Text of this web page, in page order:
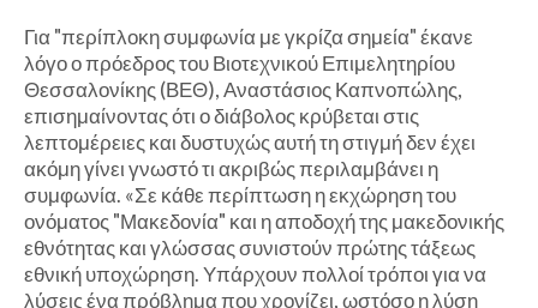
Για "περίπλοκη συμφωνία με γκρίζα σημεία" έκανε
λόγο ο πρόεδρος του Βιοτεχνικού Επιμελητηρίου
Θεσσαλονίκης (ΒΕΘ), Αναστάσιος Καπνοπώλης,
επισημαίνοντας ότι ο διάβολος κρύβεται στις
λεπτομέρειες και δυστυχώς αυτή τη στιγμή δεν έχει
ακόμη γίνει γνωστό τι ακριβώς περιλαμβάνει η
συμφωνία. «Σε κάθε περίπτωση η εκχώρηση του
ονόματος "Μακεδονία" και η αποδοχή της μακεδονικής
εθνότητας και γλώσσας συνιστούν πρώτης τάξεως
εθνική υποχώρηση. Υπάρχουν πολλοί τρόποι για να
λύσεις ένα πρόβλημα που χρονίζει, ωστόσο η λύση